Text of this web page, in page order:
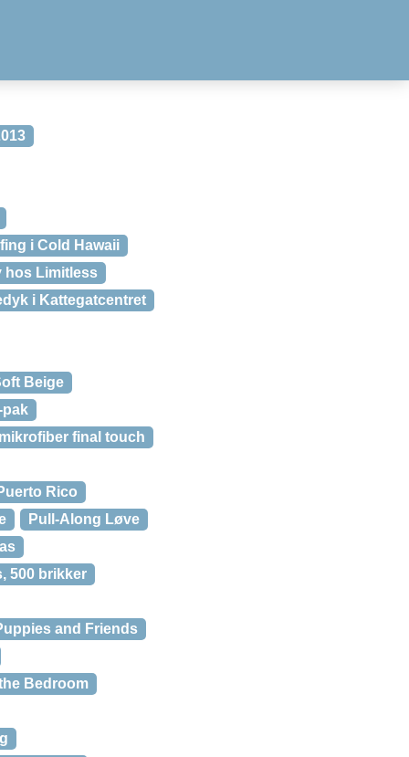
i Cold Hawaii
hos Limitless
i Kattegatcentret
Beige
pak
final touch
Rico
Pull-Along Løve
500 brikker
and Friends
Bedroom